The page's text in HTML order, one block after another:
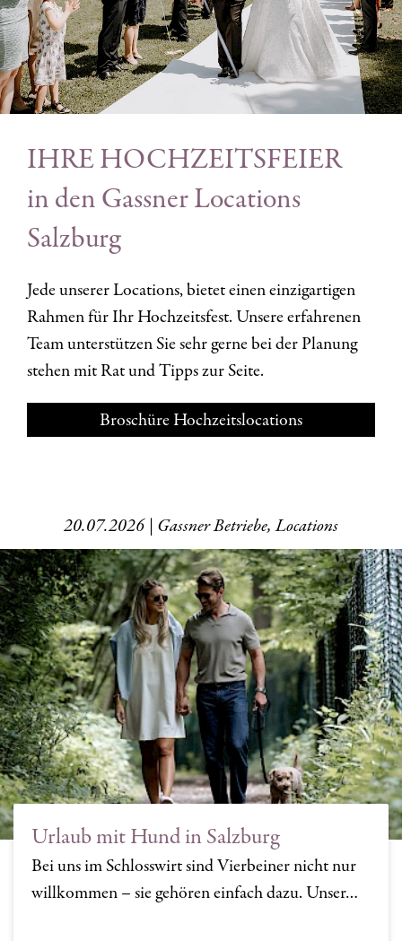
IHRE HOCHZEITSFEIER
in den Gassner Locations
Salzburg
Jede unserer Locations, bietet einen einzigartigen
Rahmen für Ihr Hochzeitsfest. Unsere erfahrenen
Team unterstützen Sie sehr gerne bei der Planung
stehen mit Rat und Tipps zur Seite.
Broschüre Hochzeitslocations
20.07.2026 | Gassner Betriebe, Locations
Urlaub mit Hund in Salzburg
Bei uns im Schlosswirt sind Vierbeiner nicht nur
willkommen – sie gehören einfach dazu. Unser…